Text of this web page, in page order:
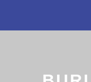
content